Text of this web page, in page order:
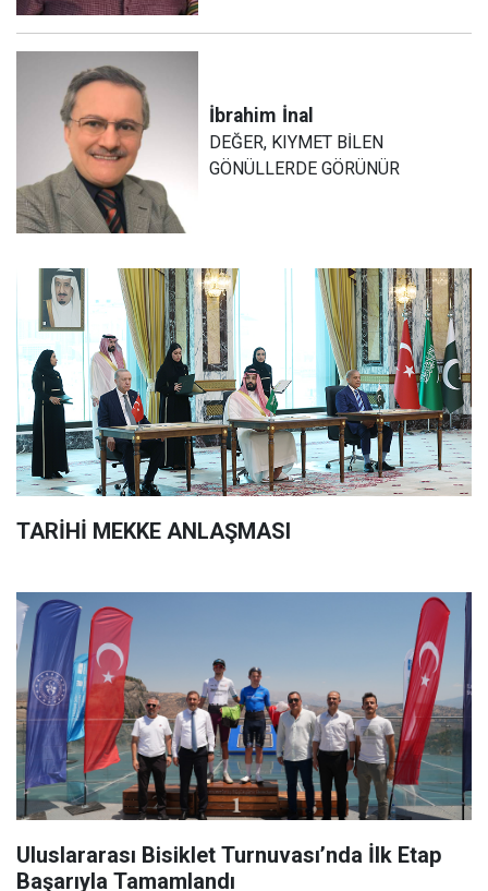
İbrahim İnal
DEĞER, KIYMET BİLEN
GÖNÜLLERDE GÖRÜNÜR
TARİHİ MEKKE ANLAŞMASI
Uluslararası Bisiklet Turnuvası’nda İlk Etap
Başarıyla Tamamlandı